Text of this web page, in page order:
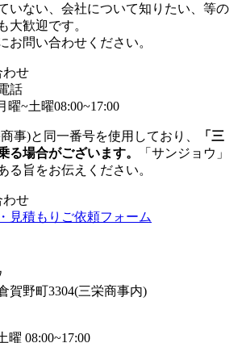
いない、会社について知りたい、等の
大歓迎です。
お問い合わせください。
わせ
曜~土曜08:00~17:00
事)と同一番号を使用しており、
「三
る場合がございます。
「サンジョウ」
る旨をお伝えください。
わせ
見積もりご依頼フォーム
賀野町3304(三栄商事内)
曜 08:00~17:00